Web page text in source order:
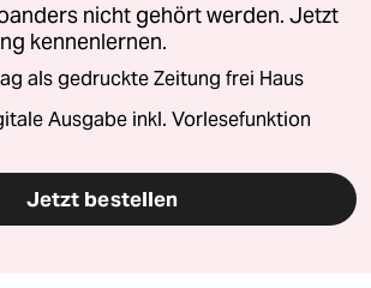
nicht gehört werden. Jetzt
kennenlernen.
als gedruckte Zeitung frei Haus
Ausgabe inkl. Vorlesefunktion
Jetzt bestellen